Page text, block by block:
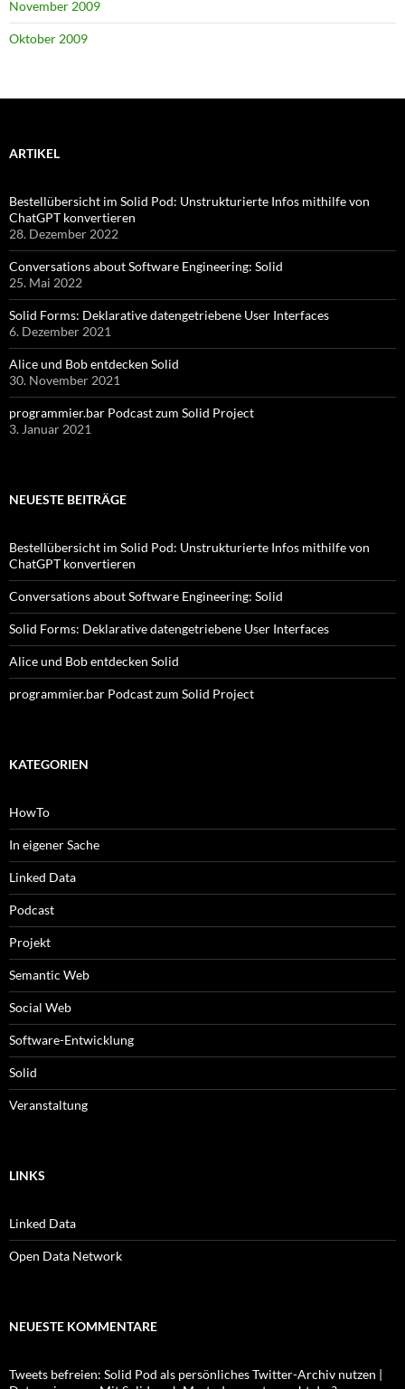
November 2009
Oktober 2009
ARTIKEL
Bestellübersicht im Solid Pod: Unstrukturierte Infos mithilfe von
ChatGPT konvertieren
28. Dezember 2022
Conversations about Software Engineering: Solid
25. Mai 2022
Solid Forms: Deklarative datengetriebene User Interfaces
6. Dezember 2021
Alice und Bob entdecken Solid
30. November 2021
programmier.bar Podcast zum Solid Project
3. Januar 2021
NEUESTE BEITRÄGE
Bestellübersicht im Solid Pod: Unstrukturierte Infos mithilfe von
ChatGPT konvertieren
Conversations about Software Engineering: Solid
Solid Forms: Deklarative datengetriebene User Interfaces
Alice und Bob entdecken Solid
programmier.bar Podcast zum Solid Project
KATEGORIEN
HowTo
In eigener Sache
Linked Data
Podcast
Projekt
Semantic Web
Social Web
Software-Entwicklung
Solid
Veranstaltung
LINKS
Linked Data
Open Data Network
NEUESTE KOMMENTARE
Tweets befreien: Solid Pod als persönliches Twitter-Archiv nutzen |